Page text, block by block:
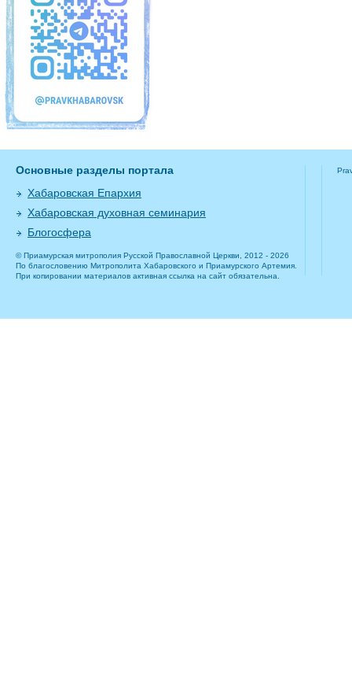
Основные разделы портала
Хабаровская Епархия
Хабаровская духовная семинария
Блогосфера
© Приамурская митрополия Русской Православной Церкви, 2012 - 2026
По благословению Митрополита Хабаровского и Приамурского Артемия.
При копировании материалов активная ссылка на сайт обязательна.